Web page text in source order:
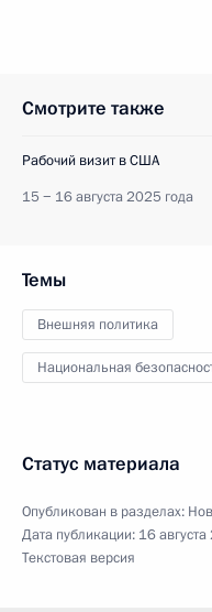
Смотрите также
Рабочий визит в США
15 − 16 августа 2025 года
Темы
Внешняя политика
Национальная
Статус материала
Опубликован в разделах:
Дата публикации: 16
Текстовая версия